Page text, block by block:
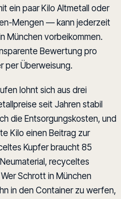
ein paar Kilo Altmetall oder
Mengen — kann jederzeit
München vorbeikommen.
Bewertung pro
per Überweisung.
lohnt sich aus drei
seit Jahren stabil
die Entsorgungskosten, und
Kilo einen Beitrag zur
Kupfer braucht 85
recyceltes
Schrott in München
in den Container zu werfen,